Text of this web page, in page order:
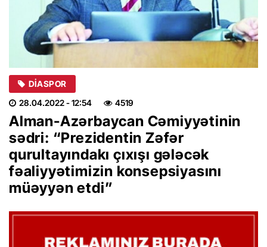
DIASPOR
28.04.2022- 12:54 4519
Alman-Azərbaycan Cəmiyyətinin
sədri: “Prezidentin Zəfər
qurultayındakı çıxışı gələcək
fəaliyyətimizin konsepsiyasını
müəyyən etdi”